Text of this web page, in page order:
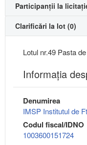
Participanții la
Clarificări la lot (0)
Lotul nr.49 Pasta
Informaţia
Denumirea
IMSP Institutul de
Codul fiscal/IDNO
1003600151724